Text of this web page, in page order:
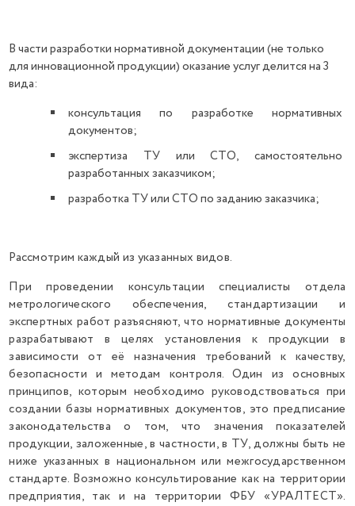
В части разработки нормативной документации (не только
для инновационной продукции) оказание услуг делится на 3
вида:
консультация по разработке нормативных
документов;
экспертиза ТУ или СТО, самостоятельно
разработанных заказчиком;
разработка ТУ или СТО по заданию заказчика;
Рассмотрим каждый из указанных видов.
При проведении консультации специалисты отдела
метрологического обеспечения, стандартизации и
экспертных работ разъясняют, что нормативные документы
разрабатывают в целях установления к продукции в
зависимости от её назначения требований к качеству,
безопасности и методам контроля. Один из основных
принципов, которым необходимо руководствоваться при
создании базы нормативных документов, это предписание
законодательства о том, что значения показателей
продукции, заложенные, в частности, в ТУ, должны быть не
ниже указанных в национальном или межгосударственном
стандарте. Возможно консультирование как на территории
предприятия, так и на территории ФБУ «УРАЛТЕСТ».